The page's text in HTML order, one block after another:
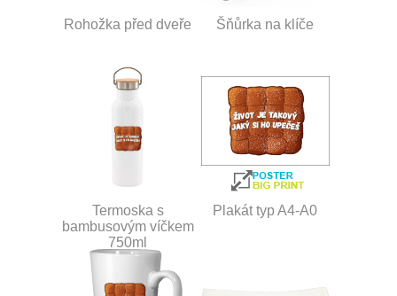
Rohožka před dveře Šňůrka na klíče
Termoska s
bambusovým víčkem
750ml
Plakát typ A4-A0